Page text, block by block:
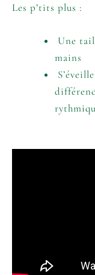
Les p’tits plus :
Une
mains